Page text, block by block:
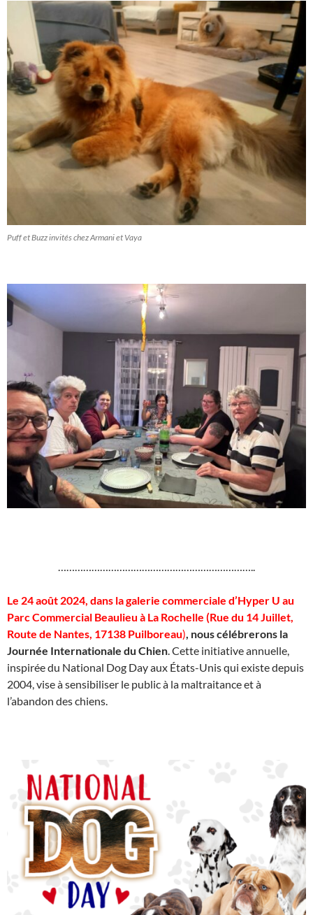
Puff et Buzz invités chez Armani et Vaya
……………………………………………………………..
Le 24 août 2024, dans la galerie commerciale d’Hyper U au
Parc Commercial Beaulieu à La Rochelle (Rue du 14 Juillet,
Route de Nantes, 17138 Puilboreau), nous célébrerons la
Journée Internationale du Chien. Cette initiative annuelle,
inspirée du National Dog Day aux États-Unis qui existe depuis
2004, vise à sensibiliser le public à la maltraitance et à
l’abandon des chiens.